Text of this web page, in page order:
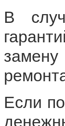
В
замену
Если